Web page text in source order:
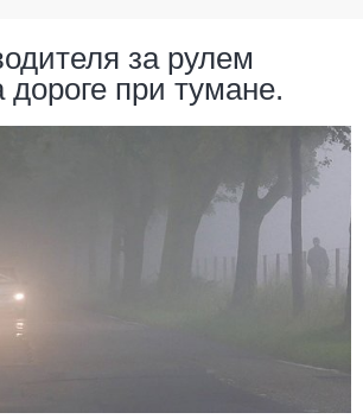
за рулем
при тумане.